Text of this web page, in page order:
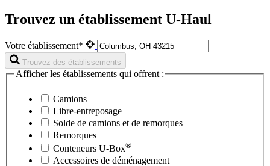
Trouvez un établissement U-Haul
Votre établissement*
Trouvez des établissements
Afficher les établissements qui offrent :
Camions
Libre-entreposage
Solde de camions et de remorques
Remorques
Conteneurs U-Box®
Accessoires de déménagement